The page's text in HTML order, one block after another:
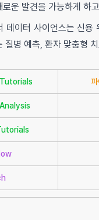
로운 발견을 가능하게 하
데이터 사이언스는 신용
질병 예측, 환자 맞춤형